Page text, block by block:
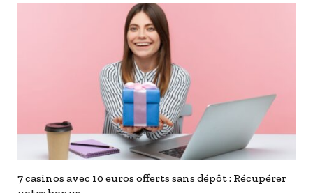
7 casinos avec 10 euros offerts sans dépôt : Récupérer